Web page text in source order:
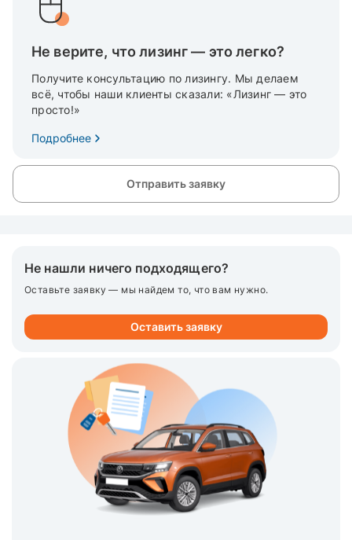
Не верите, что лизинг — это легко?
Получите консультацию по лизингу. Мы делаем
всё, чтобы наши клиенты сказали: «Лизинг — это
просто!»
Подробнее
Отправить заявку
Не нашли ничего подходящего?
Оставьте заявку — мы найдем то, что вам нужно.
Оставить заявку